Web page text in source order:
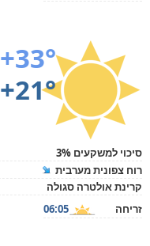
+33°
+21°
סיכוי למשקעים 3%
רוח צפונית מערבית
קרינת אולטרה סגולה
זריחה
06:05